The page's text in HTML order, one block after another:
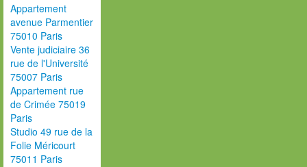
Appartement
avenue Parmentier
75010 Paris
Vente judiciaire 36
rue de l'Université
75007 Paris
Appartement rue
de Crimée 75019
Paris
Studio 49 rue de la
Folie Méricourt
75011 Paris